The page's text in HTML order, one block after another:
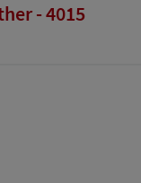
- 4015